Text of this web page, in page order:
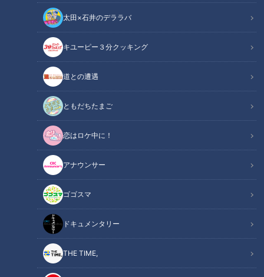
太田×石井のデララバ
キユーピー３分クッキング
道との遭遇
ともだちたまご
恋はロケ中に！
アナウンサー
ゴゴスマ
ドキュメンタリー
THE TIME,
CBCテレビ『チャント！』
この記事の画像（全5枚）